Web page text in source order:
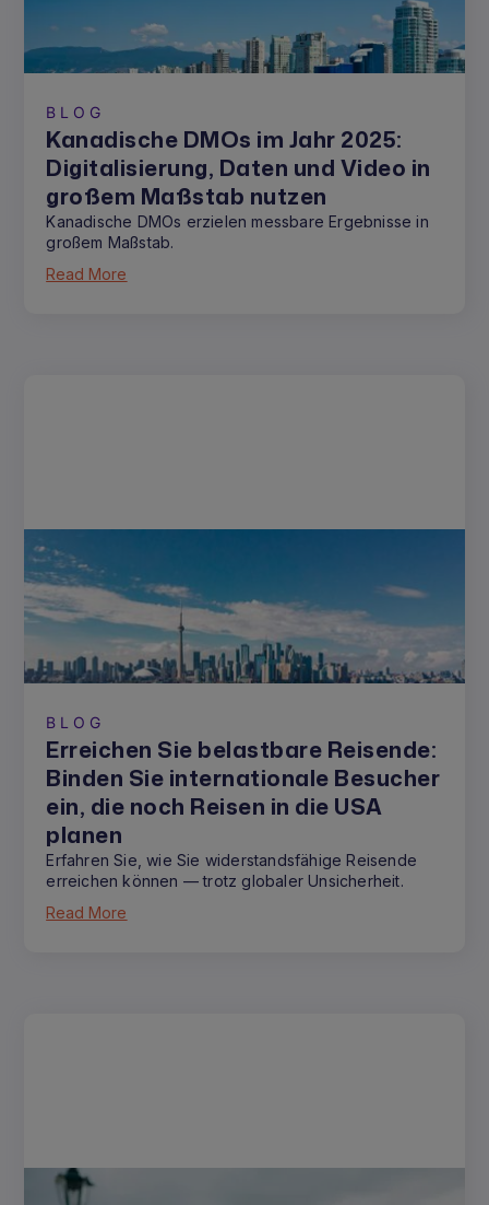
BLOG
Kanadische DMOs im Jahr 2025:
Digitalisierung, Daten und Video in
großem Maßstab nutzen
Kanadische DMOs erzielen messbare Ergebnisse in
großem Maßstab.
Read More
BLOG
Erreichen Sie belastbare Reisende:
Binden Sie internationale Besucher
ein, die noch Reisen in die USA
planen
Erfahren Sie, wie Sie widerstandsfähige Reisende
erreichen können — trotz globaler Unsicherheit.
Read More